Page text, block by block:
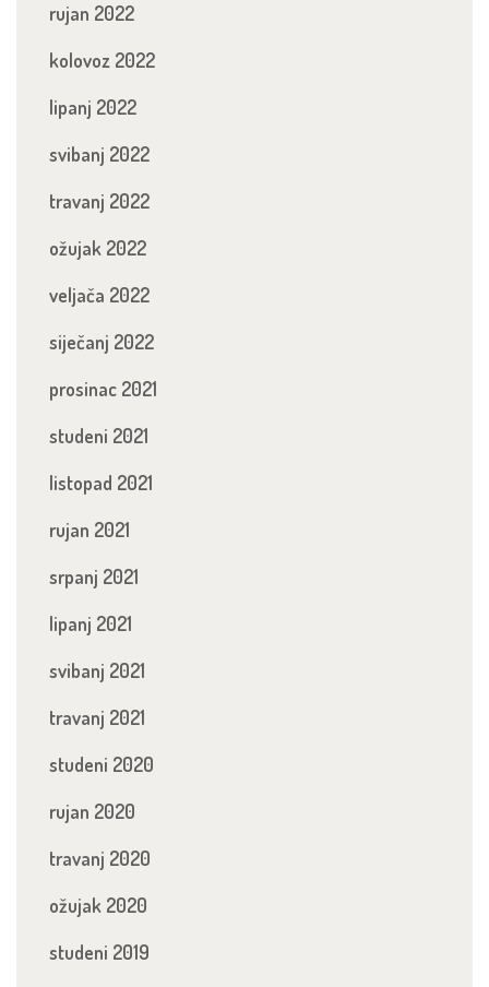
rujan 2022
kolovoz 2022
lipanj 2022
svibanj 2022
travanj 2022
ožujak 2022
veljača 2022
siječanj 2022
prosinac 2021
studeni 2021
listopad 2021
rujan 2021
srpanj 2021
lipanj 2021
svibanj 2021
travanj 2021
studeni 2020
rujan 2020
travanj 2020
ožujak 2020
studeni 2019